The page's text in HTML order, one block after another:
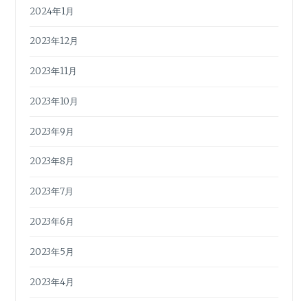
2024年1月
2023年12月
2023年11月
2023年10月
2023年9月
2023年8月
2023年7月
2023年6月
2023年5月
2023年4月